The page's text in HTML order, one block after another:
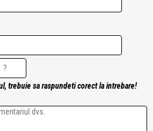
trebuie sa raspundeti corect la intrebare!